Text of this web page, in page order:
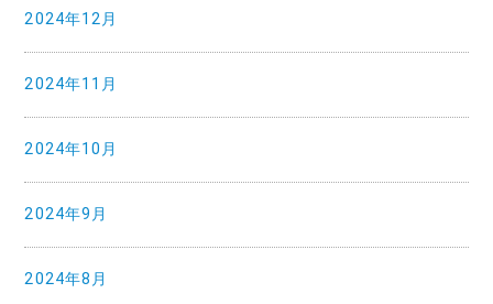
2024年12月
2024年11月
2024年10月
2024年9月
2024年8月